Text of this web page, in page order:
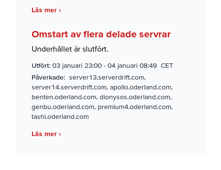
Läs mer ›
Omstart av flera delade servrar
Underhållet är slutfört.
Utfört: 03 januari 23:00 - 04 januari 08:49 CET
Påverkade: server13.serverdrift.com,
server14.serverdrift.com, apollo.oderland.com,
benten.oderland.com, dionysos.oderland.com,
genbu.oderland.com, premium4.oderland.com,
tashi.oderland.com
Läs mer ›